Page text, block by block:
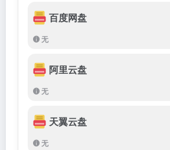
百度网盘
无
阿里云盘
无
天翼云盘
无